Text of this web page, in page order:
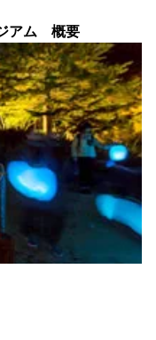
アム 概要